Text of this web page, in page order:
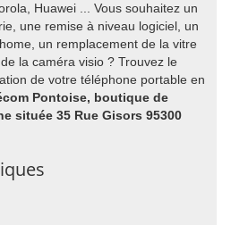
Huawei ... Vous souhaitez un
une remise à niveau logiciel, un
un remplacement de la vitre
la caméra visio ? Trouvez le
de votre téléphone portable en
Pontoise, boutique de
située 35 Rue Gisors 95300